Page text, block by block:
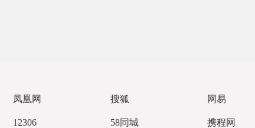
凤凰网 搜狐 网易
12306 58同城 携程网